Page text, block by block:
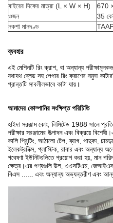
বাইরের দিকের মাত্রা (L × W × H)
670
ওজন
35
নকশা মানদণ্ড
ব্যবহার
এই মেশিনটি রিং ক্রাশ, বা অন্যান্য
যথাযথ ব্লেড সহ পেপার রিং ক্রাশের নমুনা
প্রান্তটি সাবলীলভাবে কাটা যায়।
আমাদের কোম্পানির সংক্ষিপ্ত পরিচিতি
হাইদা সরঞ্জাম কোং, লিমিটেড 1988 সালে
পরীক্ষার সরঞ্জামের উত্পাদন এবং বিক্রয়ে
কালি প্রিন্টিং, আঠালো টেপ, ব্যাগ, পাদুকা,
ইলেকট্রনিক্স, প্লাস্টিক, রাবার এবং অন্যান্য
গবেষণা ইউনিটগুলিতে প্রয়োগ করা হয়, মান
ক্ষেত্র।এর পণ্যগুলি উল, এএসটিএম,
বিএস ...... এবং অন্যান্য অভ্যন্তরীণ এবং